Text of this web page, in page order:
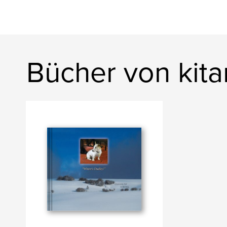
Bücher von